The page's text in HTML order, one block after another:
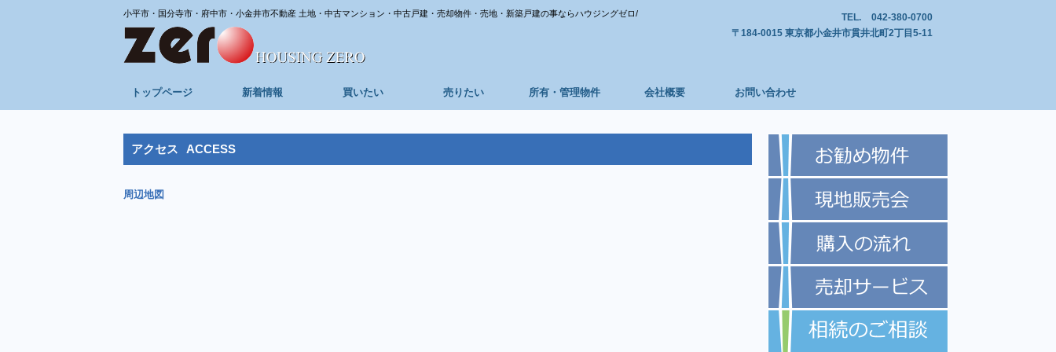
小平市・国分寺市・府中市・小金井市不動産 土地・中古マンション・中古戸建・売却物件・売地・新築戸建の事ならハウジングゼロ/ TEL.
042-380-0700
〒184-0015 東京都小金井市貫井北町2丁目5-11
アクセス ACCESS
周辺地図
トップページ 新着情報 買いたい 売りたい 所有・管理物件 会社概要 お問い合わせ